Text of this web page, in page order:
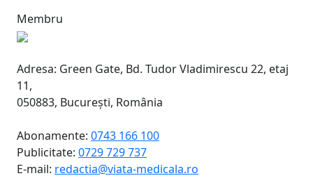
Membru
Adresa: Green Gate, Bd. Tudor Vladimirescu 22, etaj
11,
050883, Bucureşti, România
Abonamente: 0743 166 100
Publicitate: 0729 729 737
E-mail: redactia@viata-medicala.ro